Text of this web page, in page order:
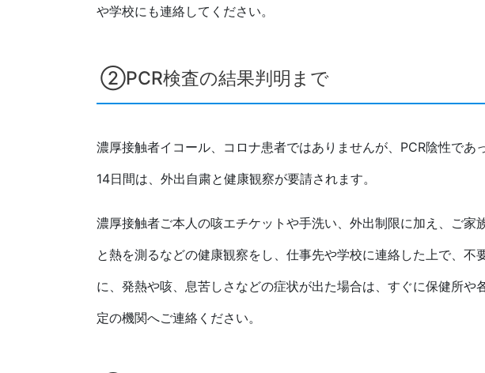
や学校にも連絡してください。
②PCR検査の結果判明まで
濃厚接触者イコール、コロナ患者ではありませんが、PCR陰性で
14日間は、外出自粛と健康観察が要請されます。
濃厚接触者ご本人の咳エチケットや手洗い、外出制限に加え、ご家
と熱を測るなどの健康観察をし、仕事先や学校に連絡した上で、
に、発熱や咳、息苦しさなどの症状が出た場合は、すぐに保健所
定の機関へご連絡ください。